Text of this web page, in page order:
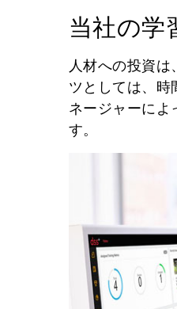
当社の学
人材への投資
ツとしては、時
ネージャーによ
す。